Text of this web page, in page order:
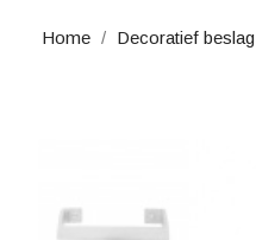
Home Decoratief beslag